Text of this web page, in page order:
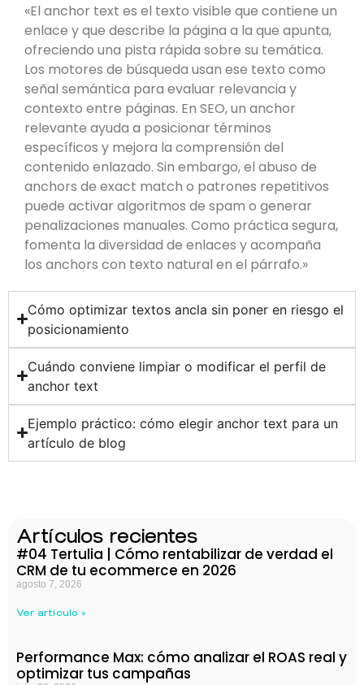
«El anchor text es el texto visible que contiene un
enlace y que describe la página a la que apunta,
ofreciendo una pista rápida sobre su temática.
Los motores de búsqueda usan ese texto como
señal semántica para evaluar relevancia y
contexto entre páginas. En SEO, un anchor
relevante ayuda a posicionar términos
específicos y mejora la comprensión del
contenido enlazado. Sin embargo, el abuso de
anchors de exact match o patrones repetitivos
puede activar algoritmos de spam o generar
penalizaciones manuales. Como práctica segura,
fomenta la diversidad de enlaces y acompaña
los anchors con texto natural en el párrafo.»
Cómo optimizar textos ancla sin poner en riesgo el
posicionamiento
Cuándo conviene limpiar o modificar el perfil de
anchor text
Ejemplo práctico: cómo elegir anchor text para un
artículo de blog
Artículos recientes
#04 Tertulia | Cómo rentabilizar de verdad el
CRM de tu ecommerce en 2026
agosto 7, 2026
Ver artículo »
Performance Max: cómo analizar el ROAS real y
optimizar tus campañas